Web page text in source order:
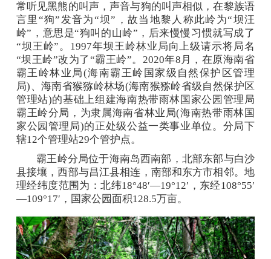
常听见黑熊的叫声，声音与狗的叫声相似，在黎族语
言里“狗”发音为“坝”，故当地黎人称此岭为“坝汪
岭”，意思是“狗叫的山岭”，后来慢慢习惯就写成了
“坝王岭”。1997年坝王岭林业局向上级请示将局名
“坝王岭”改为了“霸王岭”。2020年8月，在原海南省
霸王岭林业局(海南霸王岭国家级自然保护区管理
局)、海南省猴猕岭林场(海南猴猕岭省级自然保护区
管理站)的基础上组建海南热带雨林国家公园管理局
霸王岭分局，为隶属海南省林业局(海南热带雨林国
家公园管理局)的正处级公益一类事业单位。分局下
辖12个管理站29个管护点。
霸王岭分局位于海南岛西南部，北部东部与白沙
县接壤，西部与昌江县相连，南部和东方市相邻。地
理经纬度范围为：北纬18°48′—19°12′，东经108°55′
—109°17′，国家公园面积128.5万亩。
2.森林康养、休闲度假游览线路（2-3天）
3.森林探险、森林露营、户外拓展游览线路（1-2
天）
4.木棉节、芒果节等节庆游览线路（1天）